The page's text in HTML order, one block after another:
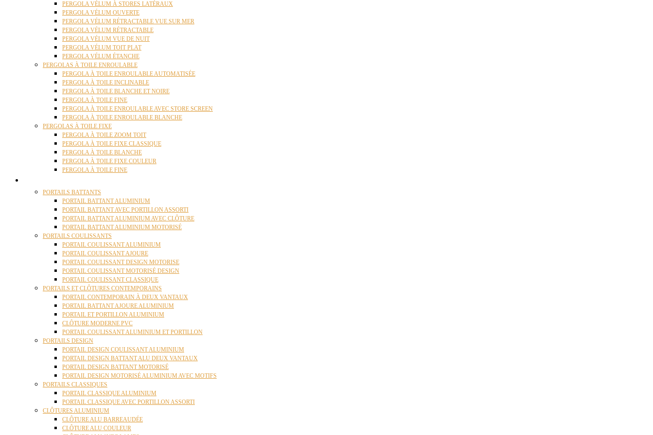
PERGOLA VÉLUM À STORES LATÉRAUX
PERGOLA VÉLUM OUVERTE
PERGOLA VÉLUM RÉTRACTABLE VUE SUR MER
PERGOLA VÉLUM RÉTRACTABLE
PERGOLA VÉLUM VUE DE NUIT
PERGOLA VÉLUM TOIT PLAT
PERGOLA VÉLUM ÉTANCHE
PERGOLAS À TOILE ENROULABLE
PERGOLA À TOILE ENROULABLE AUTOMATISÉE
PERGOLA À TOILE INCLINABLE
PERGOLA À TOILE BLANCHE ET NOIRE
PERGOLA À TOILE FINE
PERGOLA À TOILE ENROULABLE AVEC STORE SCREEN
PERGOLA À TOILE ENROULABLE BLANCHE
PERGOLAS À TOILE FIXE
PERGOLA À TOILE ZOOM TOIT
PERGOLA À TOILE FIXE CLASSIQUE
PERGOLA À TOILE BLANCHE
PERGOLA À TOILE FIXE COULEUR
PERGOLA À TOILE FINE
PORTAILS BATTANTS
PORTAIL BATTANT ALUMINIUM
PORTAIL BATTANT AVEC PORTILLON ASSORTI
PORTAIL BATTANT ALUMINIUM AVEC CLÔTURE
PORTAIL BATTANT ALUMINIUM MOTORISÉ
PORTAILS COULISSANTS
PORTAIL COULISSANT ALUMINIUM
PORTAIL COULISSANT AJOURE
PORTAIL COULISSANT DESIGN MOTORISE
PORTAIL COULISSANT MOTORISÉ DESIGN
PORTAIL COULISSANT CLASSIQUE
PORTAILS ET CLÔTURES CONTEMPORAINS
PORTAIL CONTEMPORAIN À DEUX VANTAUX
PORTAIL BATTANT AJOURE ALUMINIUM
PORTAIL ET PORTILLON ALUMINIUM
CLÔTURE MODERNE PVC
PORTAIL COULISSANT ALUMINIUM ET PORTILLON
PORTAILS DESIGN
PORTAIL DESIGN COULISSANT ALUMINIUM
PORTAIL DESIGN BATTANT ALU DEUX VANTAUX
PORTAIL DESIGN BATTANT MOTORISÉ
PORTAIL DESIGN MOTORISÉ ALUMINIUM AVEC MOTIFS
PORTAILS CLASSIQUES
PORTAIL CLASSIQUE ALUMINIUM
PORTAIL CLASSIQUE AVEC PORTILLON ASSORTI
CLÔTURES ALUMINIUM
CLÔTURE ALU BARREAUDÉE
CLÔTURE ALU COULEUR